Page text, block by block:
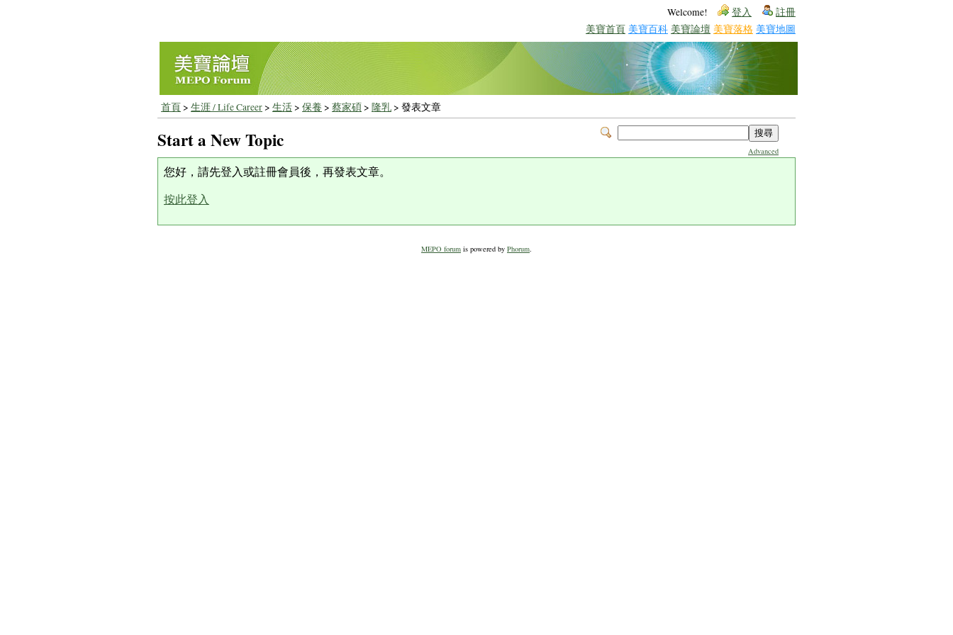
Welcome! 登入 註冊
美寶首頁 美寶百科 美寶論壇 美寶落格 美寶地圖
首頁> 生涯 / Life Career> 生活> 保養 > 蔡家碩> 隆乳> 發表文章
Advanced
Start a New Topic
您好，請先登入或註冊會員後，再發表文章。
按此登入
MEPO forum is powered by Phorum.